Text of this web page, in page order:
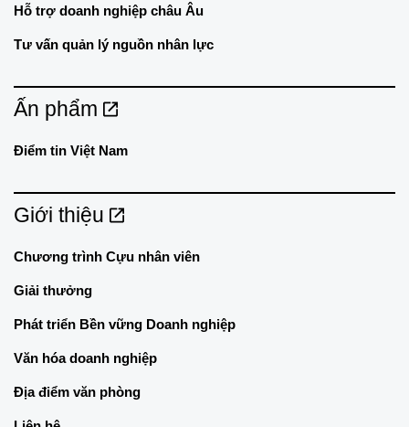
Hỗ trợ doanh nghiệp châu Âu
Tư vấn quản lý nguồn nhân lực
Ấn phẩm
Điểm tin Việt Nam
Giới thiệu
Chương trình Cựu nhân viên
Giải thưởng
Phát triển Bền vững Doanh nghiệp
Văn hóa doanh nghiệp
Địa điểm văn phòng